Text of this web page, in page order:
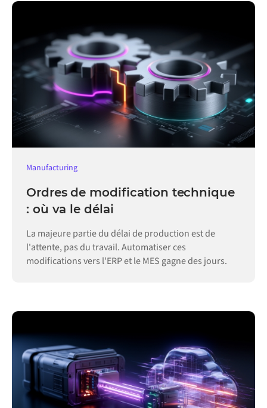
Manufacturing
Ordres de modification technique
: où va le délai
La majeure partie du délai de production est de
l'attente, pas du travail. Automatiser ces
modifications vers l'ERP et le MES gagne des jours.